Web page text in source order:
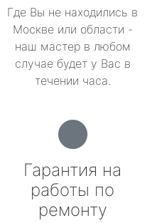
Где Вы не находились в
Москве или области -
наш мастер в любом
случае будет у Вас в
течении часа.
Гарантия на
работы по
ремонту